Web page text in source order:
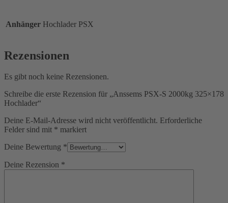
Anhänger Hochlader PSX
Rezensionen
Es gibt noch keine Rezensionen.
Schreibe die erste Rezension für „Anssems PSX-S 2000kg 325×178
Hochlader“
Deine E-Mail-Adresse wird nicht veröffentlicht. Erforderliche
Felder sind mit * markiert
Deine Bewertung *
Deine Rezension *